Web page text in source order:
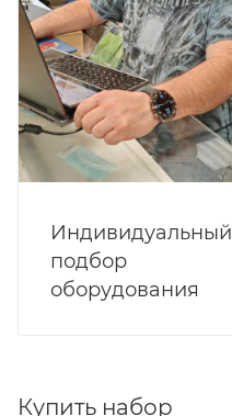
Индивидуальный
подбор
оборудования
Купить набор